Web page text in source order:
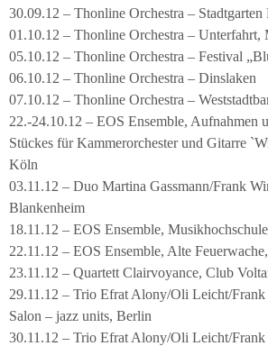
30.09.12 – Thonline Orchestra – Stadtgarten
01.10.12 – Thonline Orchestra – Unterfahrt,
05.10.12 – Thonline Orchestra – Festival
06.10.12 – Thonline Orchestra – Dinslaken
07.10.12 – Thonline Orchestra –
22.-24.10.12 – EOS Ensemble, Aufnahmen
Stückes für Kammerorchester und Gitarre
Köln
03.11.12 – Duo Martina Gassmann/Frank
Blankenheim
18.11.12 – EOS Ensemble,
22.11.12 – EOS Ensemble, Alte
23.11.12 – Quartett Clairvoyance, Club
29.11.12 – Trio Efrat Alony/Oli Leicht/
Salon – jazz units, Berlin
30.11.12 – Trio Efrat Alony/Oli Leicht/